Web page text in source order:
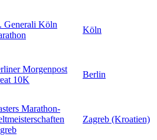
Generali Köln
Köln
Morgenpost
10K
Berlin
Marathon-
Zagreb (Kroatien)